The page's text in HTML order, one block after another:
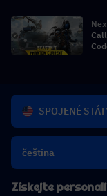
SPOJENÉ
čeština
Získejte